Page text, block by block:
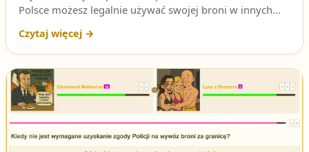
Polsce możesz legalnie używać swojej broni w innych
karcie broni palnej – dokumentowi, który otwiera przed
Tobą drzwi do swobodnego podróżowania z bronią po
UE. W tym artykule dokładnie wyjaśniamy, czym jest ta
karta, jak ją uzyskać i dlaczego jest tak ważna dla
każdego strzelca.